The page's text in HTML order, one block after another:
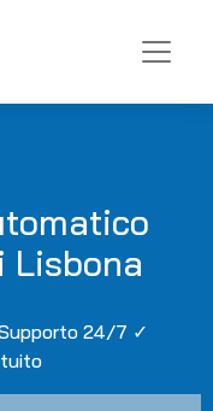
Lisbona
24/7 ✓